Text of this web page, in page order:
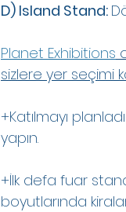
D) Island Stand:
Planet Exhibitions
sizlere yer seçimi
+Katılmayı
yapın.
+İlk defa fuar
boyutlarında